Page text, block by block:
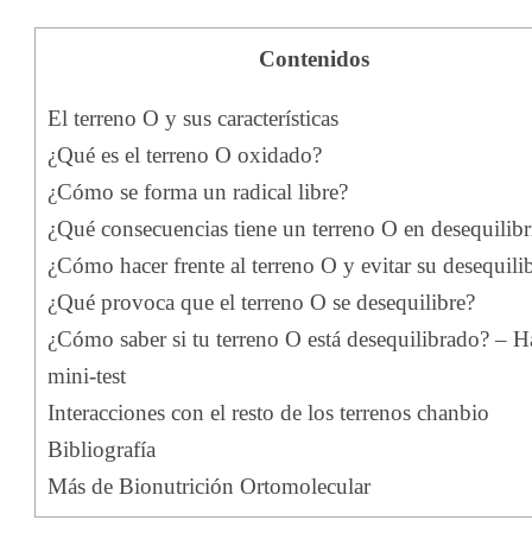
Contenidos
El terreno O y sus características
¿Qué es el terreno O oxidado?
¿Cómo se forma un radical libre?
¿Qué consecuencias tiene un terreno O en
¿Cómo hacer frente al terreno O y evitar su
¿Qué provoca que el terreno O se desequilibre?
¿Cómo saber si tu terreno O está desequilibrado? –
mini-test
Interacciones con el resto de los terrenos chanbio
Bibliografía
Más de Bionutrición Ortomolecular